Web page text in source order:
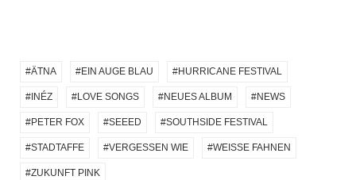
ÄTNA EIN AUGE BLAU HURRICANE FESTIVAL
INÉZ LOVE SONGS NEUES ALBUM NEWS
PETER FOX SEEED SOUTHSIDE FESTIVAL
STADTAFFE VERGESSEN WIE WEISSE FAHNEN
ZUKUNFT PINK